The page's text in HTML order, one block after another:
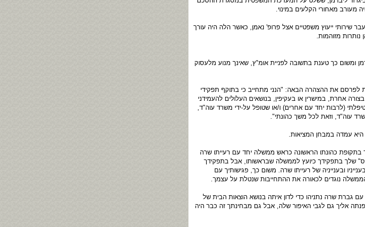
מעורב מאחורי הקלעים במינוי.
שירותי ייעוץ משפטיים אצל פרופ' נאמן, כאשר הלה היה עורך
נותרות מזוהמות.
כך טענת בתשובה לפניית אומ"ץ, שאינך מנוע מלעסוק
לפרסם את ההצהרה הבאה: "הנני מתחייב כי בתוקף תפקידי
אחרת, במישרין או בעקיפין, בנושאים העלולים להעמידני
(לרבות יחד עם אחרים) ו/או שטופל על-ידי משרד עוה"ד,
עוה"ד, וזאת לכל משך כהונתי".
עמדה במבחן המציאות.
בתקופת כהונתו הראשונה כראש ממשלה יחד עם רעייתו שרה
שלך בתפקידך כיועץ לממשלה שבראשותו, אבל בתפקידך
ובענייניה של רעייתו שרה. משום כך, פגישותיך עם
נוגדים לכאורה את ההתחייבות שנטלת על עצמך.
גברת שרה נתניהו כדי לדון איתה בנושא הוצאות הבית של
אליך גם לגבי האיפור שלה, אבל גם מבחינתך זה כבר היה